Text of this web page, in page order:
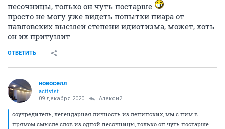
песочницы, только он чуть постарше
просто не могу уже видеть попытки пиара от
павловских высшей степени идиотизма, может, хоть
он их притушит
ОТВЕТИТЬ
новоселл
activist
09 декабря 2020 Алексий
соучредитель, легендарная личность из ленинских, мы с ним в
прямом смысле слов из одной песочницы, только он чуть постарше